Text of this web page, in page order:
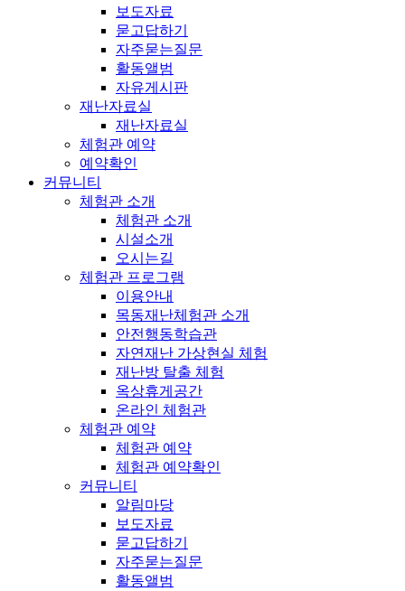
보도자료
묻고답하기
자주묻는질문
활동앨범
자유게시판
재난자료실
재난자료실
체험관 예약
예약확인
커뮤니티
체험관 소개
체험관 소개
시설소개
오시는길
체험관 프로그램
이용안내
목동재난체험관 소개
안전행동학습관
자연재난 가상현실 체험
재난방 탈출 체험
옥상휴게공간
온라인 체험관
체험관 예약
체험관 예약
체험관 예약확인
커뮤니티
알림마당
보도자료
묻고답하기
자주묻는질문
활동앨범